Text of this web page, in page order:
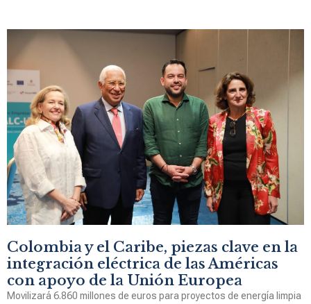
Colombia y el Caribe, piezas clave en la
integración eléctrica de las Américas
con apoyo de la Unión Europea
Movilizará 6.860 millones de euros para proyectos de energía limpia